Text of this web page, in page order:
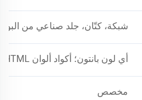
شبكة، كتّان، جلد صناعي من
أي لون بانتون؛ أكواد ألوان HTML الهكسية
مخصص